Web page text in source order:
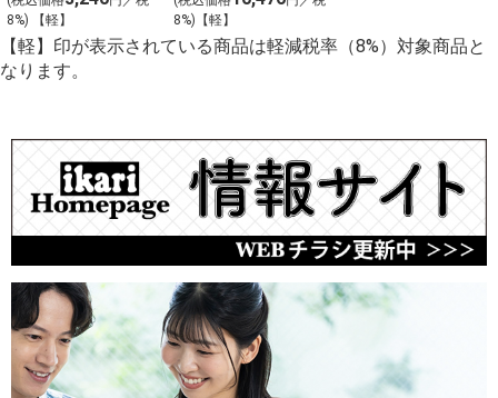
8%) 【軽】
8%)【軽】
【軽】印が表示されている商品は軽減税率（8%）対象商品と
なります。